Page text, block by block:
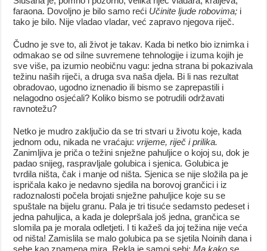
faraona. Dovoljno je bilo samo reći Učinite ljude robovima; i
tako je bilo. Nije vladao vladar, već zapravo njegova riječ.
Čudno je sve to, ali život je takav. Kada bi netko bio iznimka i
odmakao se od silne suvremene tehnologije i izuma kojih je
sve više, pa izumio neobičnu vagu: jedna strana bi pokazivala
težinu naših riječi, a druga sva naša djela. Bi li nas rezultat
obradovao, ugodno iznenadio ili bismo se zaprepastili i
nelagodno osjećali? Koliko bismo se potrudili održavati
ravnotežu?
Netko je mudro zaključio da se tri stvari u životu koje, kada
jednom odu, nikada ne vraćaju: vrijeme, riječ i prilika.
Zanimljiva je priča o težini snježne pahuljice o kojoj su, dok je
padao snijeg, raspravljale golubica i sjenica. Golubica je
tvrdila ništa, čak i manje od ništa. Sjenica se nije složila pa je
ispričala kako je nedavno sjedila na borovoj grančici i iz
radoznalosti počela brojati snježne pahuljice koje su se
spuštale na bijelu granu. Pala je tri tisuće sedamsto pedeset i
jedna pahuljica, a kada je dolepršala još jedna, grančica se
slomila pa je morala odletjeti. I ti kažeš da joj težina nije veća
od ništa! Zamislila se malo golubica pa se sjetila Noinih dana i